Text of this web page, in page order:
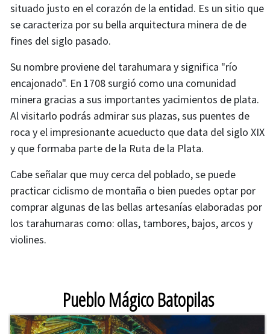
situado justo en el corazón de la entidad. Es un sitio que
se caracteriza por su bella arquitectura minera de de
fines del siglo pasado.
Su nombre proviene del tarahumara y significa "río
encajonado". En 1708 surgió como una comunidad
minera gracias a sus importantes yacimientos de plata.
Al visitarlo podrás admirar sus plazas, sus puentes de
roca y el impresionante acueducto que data del siglo XIX
y que formaba parte de la Ruta de la Plata.
Cabe señalar que muy cerca del poblado, se puede
practicar ciclismo de montaña o bien puedes optar por
comprar algunas de las bellas artesanías elaboradas por
los tarahumaras como: ollas, tambores, bajos, arcos y
violines.
Pueblo Mágico Batopilas